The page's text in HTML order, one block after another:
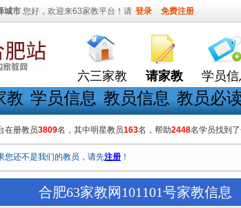
城市 您好，欢迎来63家教平台！请 登录 免费注册
六三家教 请家教 学员信
教 学员信息 教员信息 教员必
在册教员3809名，其中明星教员163名，帮助2448名学员找到
您还不是我们的教员，请先注册 ！
合肥63家教网101101号家教信息